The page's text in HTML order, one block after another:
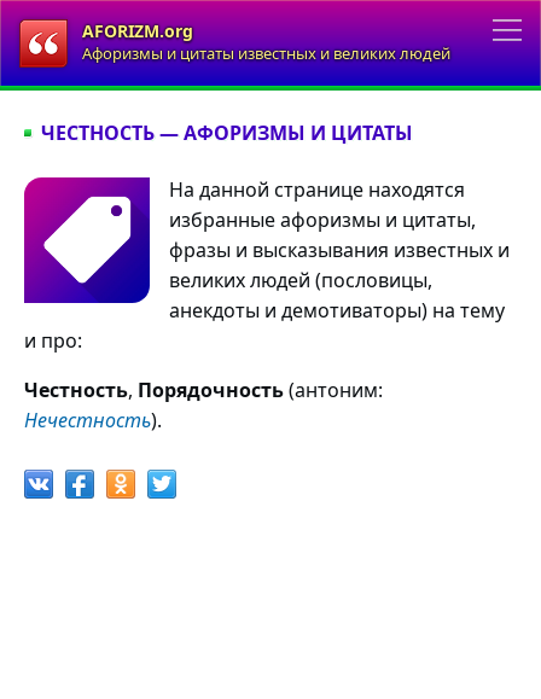
AFORIZM.org
Афоризмы и цитаты известных и великих людей
ЧЕСТНОСТЬ — АФОРИЗМЫ И ЦИТАТЫ
На данной странице находятся
избранные афоризмы и цитаты,
фразы и высказывания известных и
великих людей (пословицы,
анекдоты и демотиваторы) на тему
и про:
Честность, Порядочность(антоним:
Нечестность).